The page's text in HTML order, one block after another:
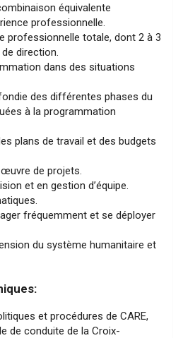
équivalente
professionnelle.
professionnelle totale, dont 2 à 3
direction.
dans des situations
des différentes phases du
à la programmation
plans de travail et des budgets
de projets.
et en gestion d’équipe.
fréquemment et se déployer
du système humanitaire et
et procédures de CARE,
de conduite de la Croix-